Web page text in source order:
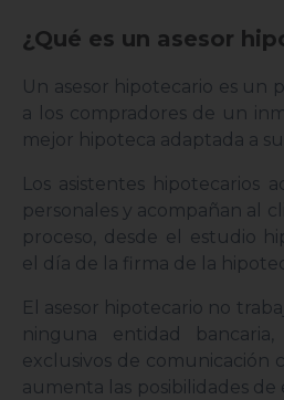
¿Qué es un asesor
Un asesor hipotecario es un
a los compradores de un
mejor hipoteca adaptada a
Los asistentes hipotecarios
personales y acompañan al
proceso, desde el estudio
el día de la firma de la
El asesor hipotecario no
ninguna entidad
exclusivos de comunicación
aumenta las posibilidades